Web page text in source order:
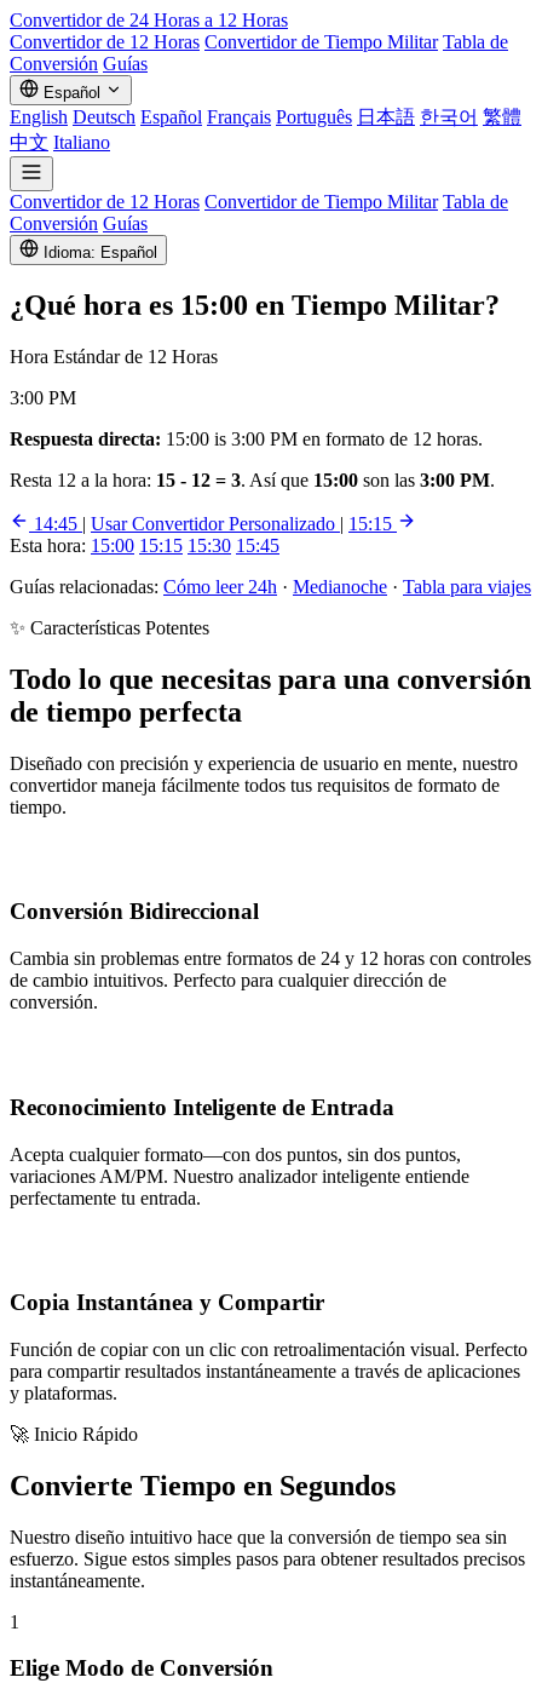
Convertidor de 24 Horas a 12 Horas
Convertidor de 12 Horas Convertidor de Tiempo Militar Tabla de
Conversión Guías
Español
English Deutsch Español Français Português 日本語 한국어 繁體
中文 Italiano
Convertidor de 12 Horas Convertidor de Tiempo Militar Tabla de
Conversión Guías
Idioma: Español
¿Qué hora es 15:00 en Tiempo Militar?
Hora Estándar de 12 Horas
3:00 PM
Respuesta directa: 15:00 is 3:00 PM en formato de 12 horas.
Resta 12 a la hora: 15 - 12 = 3. Así que 15:00 son las 3:00 PM.
14:45 | Usar Convertidor Personalizado | 15:15
Esta hora: 15:00 15:15 15:30 15:45
Guías relacionadas: Cómo leer 24h · Medianoche · Tabla para viajes
✨ Características Potentes
Todo lo que necesitas para una conversión
de tiempo perfecta
Diseñado con precisión y experiencia de usuario en mente, nuestro
convertidor maneja fácilmente todos tus requisitos de formato de
tiempo.
Conversión Bidireccional
Cambia sin problemas entre formatos de 24 y 12 horas con controles
de cambio intuitivos. Perfecto para cualquier dirección de
conversión.
Reconocimiento Inteligente de Entrada
Acepta cualquier formato—con dos puntos, sin dos puntos,
variaciones AM/PM. Nuestro analizador inteligente entiende
perfectamente tu entrada.
Copia Instantánea y Compartir
Función de copiar con un clic con retroalimentación visual. Perfecto
para compartir resultados instantáneamente a través de aplicaciones
y plataformas.
🚀 Inicio Rápido
Convierte Tiempo en Segundos
Nuestro diseño intuitivo hace que la conversión de tiempo sea sin
esfuerzo. Sigue estos simples pasos para obtener resultados precisos
instantáneamente.
1
Elige Modo de Conversión